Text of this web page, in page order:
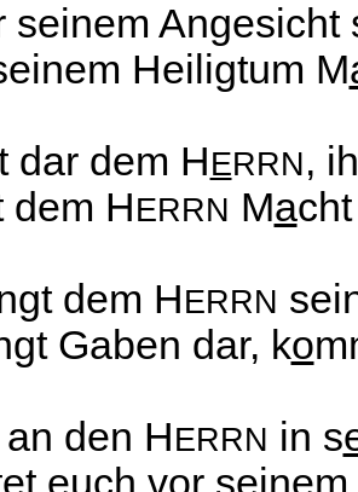
Angesicht
Heiligtum M
dar dem HERRN,
dem HERRN Ma
dem HERRN
Gaben dar, ko
den HERRN in s
euch vor